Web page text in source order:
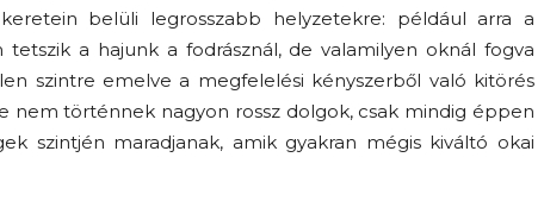
belüli legrosszabb helyzetekre: például arra a
a hajunk a fodrásznál, de valamilyen oknál fogva
szintre emelve a megfelelési kényszerből való kitörés
nem történnek nagyon rossz dolgok, csak mindig éppen
szintjén maradjanak, amik gyakran mégis kiváltó okai